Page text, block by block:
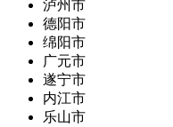
泸州市
德阳市
绵阳市
广元市
遂宁市
内江市
乐山市